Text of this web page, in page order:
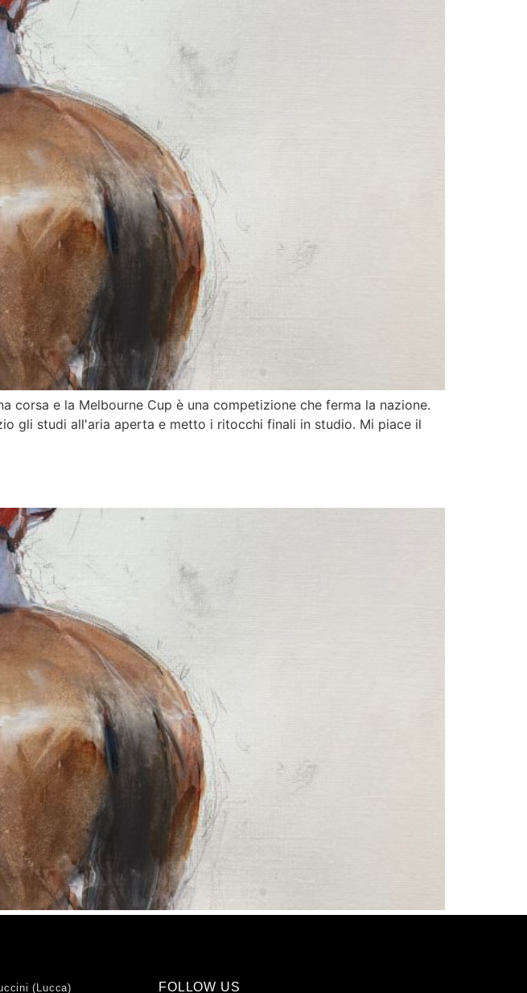
corsa e la Melbourne Cup è una competizione che ferma la nazione.
gli studi all'aria aperta e metto i ritocchi finali in studio. Mi piace il
(Lucca) FOLLOW US